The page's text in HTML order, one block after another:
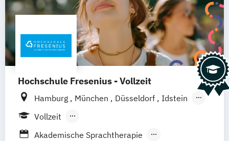
Hochschule Fresenius - Vollzeit
Hamburg München Düsseldorf
Idstein
Berlin
Vollzeit
Berufsbegleitendes Präsenzstudium
Akademische Sprachtherapie